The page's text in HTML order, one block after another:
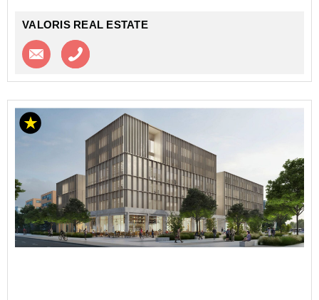
VALORIS REAL ESTATE
Contacter l'agence